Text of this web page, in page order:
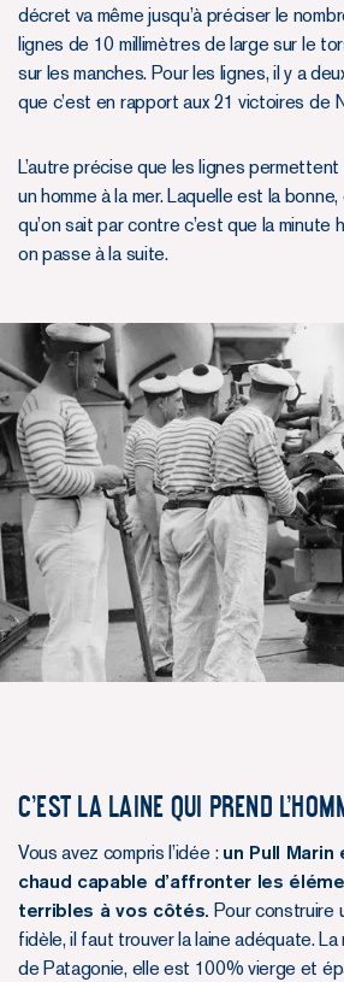
décret va même jusqu’à préciser le
lignes de 10 millimètres de large sur le
sur les manches. Pour les lignes, il y a
que c’est en rapport aux 21 victoires de
L’autre précise que les lignes
un homme à la mer. Laquelle est la bonne,
qu’on sait par contre c’est que la minute
on passe à la suite.
C’est la laine qui prend
Vous avez compris l’idée : un Pull
chaud capable d’affronter les
terribles à vos côtés. Pour construire
fidèle, il faut trouver la laine adéquate.
de Patagonie, elle est 100% vierge et